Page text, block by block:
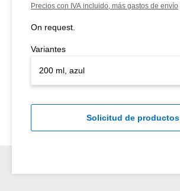
Precios con IVA incluido, más gastos de envío
On request.
Variantes
Solicitud de productos